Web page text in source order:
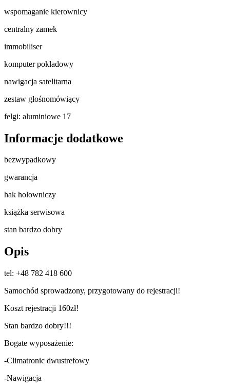
wspomaganie kierownicy
centralny zamek
immobiliser
komputer pokładowy
nawigacja satelitarna
zestaw głośnomówiący
felgi: aluminiowe 17
Informacje dodatkowe
bezwypadkowy
gwarancja
hak holowniczy
książka serwisowa
stan bardzo dobry
Opis
tel: +48 782 418 600
Samochód sprowadzony, przygotowany do rejestracji!
Koszt rejestracji 160zł!
Stan bardzo dobry!!!
Bogate wyposażenie:
-Climatronic dwustrefowy
-Nawigacja